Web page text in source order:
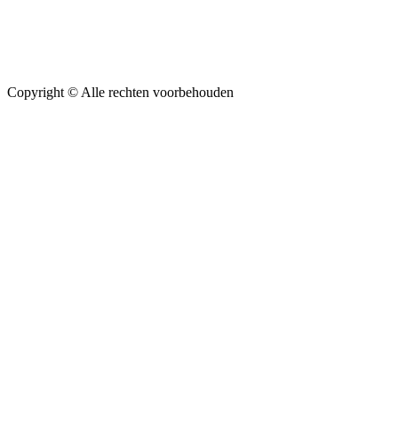
Copyright © Alle rechten voorbehouden